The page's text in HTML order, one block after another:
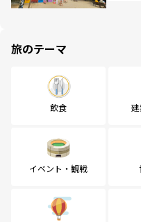
旅のテーマ
飲食
イベント・観戦